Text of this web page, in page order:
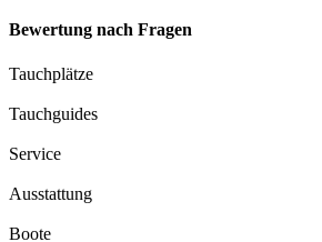
Bewertung nach Fragen
Tauchplätze
Tauchguides
Service
Ausstattung
Boote